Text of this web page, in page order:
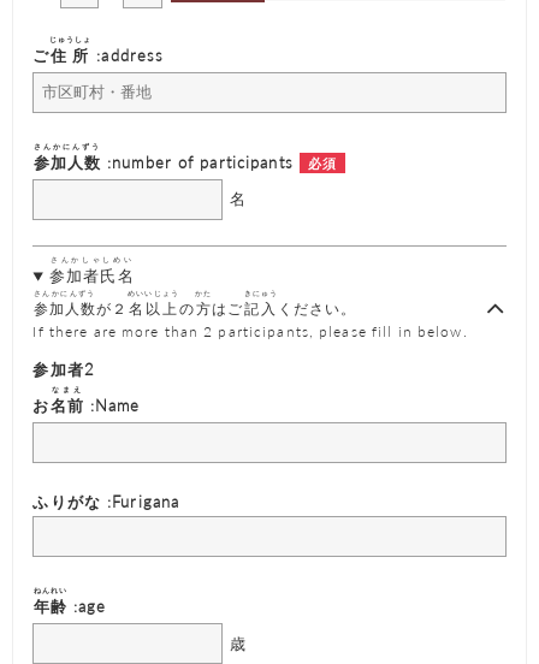
ご住所
じゅうしょ
:address
参加人数
さんかにんずう
:number of participants
名
参加者氏名
さんかしゃしめい
参加人数
さんかにんずう
が２ 名以上
めいいじょう
の方
かた
はご記入
きにゅう
ください。
If there are more than 2 participants, please fill in below.
参加者2
お名前
なまえ
:Name
ふりがな :Furigana
年齢
ねんれい
:age
歳